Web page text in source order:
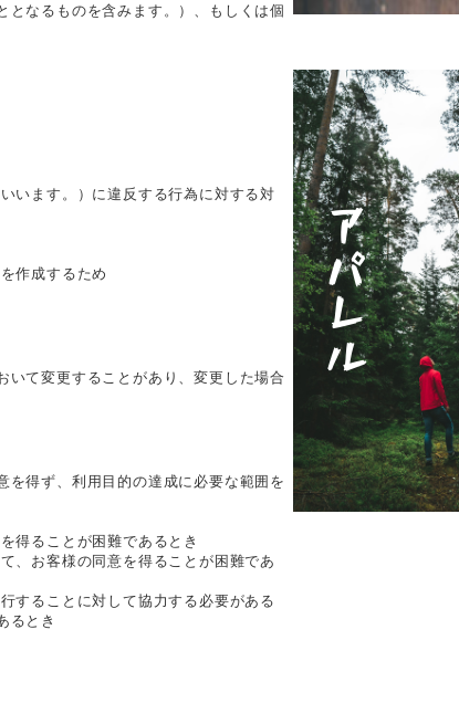
となるものを含みます。）、もしくは個
います。）に違反する行為に対する対
作成するため
いて変更することがあり、変更した場合
を得ず、利用目的の達成に必要な範囲を
得ることが困難であるとき
、お客様の同意を得ることが困難であ
することに対して協力する必要がある
るとき